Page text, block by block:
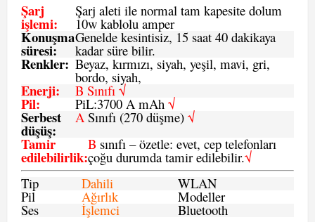
Şarj
işlemi:
Şarj aleti ile normal tam kapesite dolum
10w kablolu amper
Konuşma
süresi:
Genelde kesintisiz, 15 saat 40 dakikaya
kadar süre bilir.
Renkler: Beyaz, kırmızı, siyah, yeşil, mavi, gri,
bordo, siyah,
Enerji: B Sınıfı √
Pil: PiL:3700 A mAh √
Serbest
düşüş:
ASınıfı (270 düşme) √
Tamir
edilebilirlik:
B sınıfı – özetle: evet, cep telefonları
çoğu durumda tamir edilebilir.√
Tip
Dahili WLAN
Pil Ağırlık Modeller
Ses İşlemci Bluetooth